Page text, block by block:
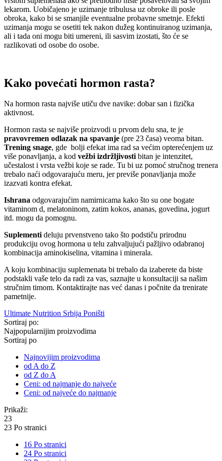
lekarom. Uobičajeno je uzimanje tribulusa uz obroke ili posle
obroka, kako bi se smanjile eventualne probavne smetnje. Efekti
uzimanja mogu se osetiti tek nakon dužeg kontinuiranog uzimanja,
ali i tada oni mogu biti umereni, ili sasvim izostati, što će se
razlikovati od osobe do osobe.
Kako povećati hormon rasta?
Na hormon rasta najviše utiču dve navike: dobar san i fizička
aktivnost.
Hormon rasta se najviše proizvodi u prvom delu sna, te je
pravovremen odlazak na spavanje (pre 23 časa) veoma bitan.
Trening snage, gde bolji efekat ima rad sa većim opterećenjem uz
više ponavljanja, a kod vežbi izdržljivostibitan je intenzitet,
učestalost i vrsta vežbi koje se rade. Tu bi uz pomoć stručnog trenera
trebalo naći odgovarajuću meru, jer previše ponavljanja može
izazvati kontra efekat.
Ishrana odgovarajućim namirnicama kako što su one bogate
vitaminom d, melatoninom, zatim kokos, ananas, govedina, jogurt
itd. mogu da pomognu.
Suplementideluju prvenstveno tako što podstiču prirodnu
produkciju ovog hormona u telu zahvaljujući pažljivo odabranoj
kombinacija aminokiselina, vitamina i minerala.
A koju kombinaciju suplemenata bi trebalo da izaberete da biste
podstakli vaše telo da radi za vas, saznajte u konsultaciji sa našim
stručnim timom. Kontaktirajte nas već danas i počnite da trenirate
pametnije.
Ultimate Nutrition Srbija Poništi
Sortiraj po:
Najpopularnijim proizvodima
Sortiraj po
Najnovijim proizvodima
od A do Z
od Z do A
Ceni: od najmanje do najveće
Ceni: od najveće do najmanje
Prikaži:
23
23 Po stranici
16 Po stranici
24 Po stranici